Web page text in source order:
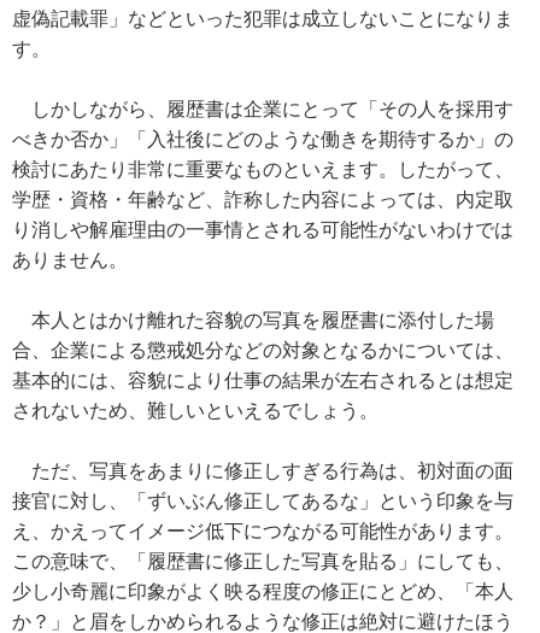
虚偽記載罪」などといった犯罪は成立しないことになりま
す。
しかしながら、履歴書は企業にとって「その人を採用す
べきか否か」「入社後にどのような働きを期待するか」の
検討にあたり非常に重要なものといえます。したがって、
学歴・資格・年齢など、詐称した内容によっては、内定取
り消しや解雇理由の一事情とされる可能性がないわけでは
ありません。
本人とはかけ離れた容貌の写真を履歴書に添付した場
合、企業による懲戒処分などの対象となるかについては、
基本的には、容貌により仕事の結果が左右されるとは想定
されないため、難しいといえるでしょう。
ただ、写真をあまりに修正しすぎる行為は、初対面の面
接官に対し、「ずいぶん修正してあるな」という印象を与
え、かえってイメージ低下につながる可能性があります。
この意味で、「履歴書に修正した写真を貼る」にしても、
少し小奇麗に印象がよく映る程度の修正にとどめ、「本人
か？」と眉をしかめられるような修正は絶対に避けたほう